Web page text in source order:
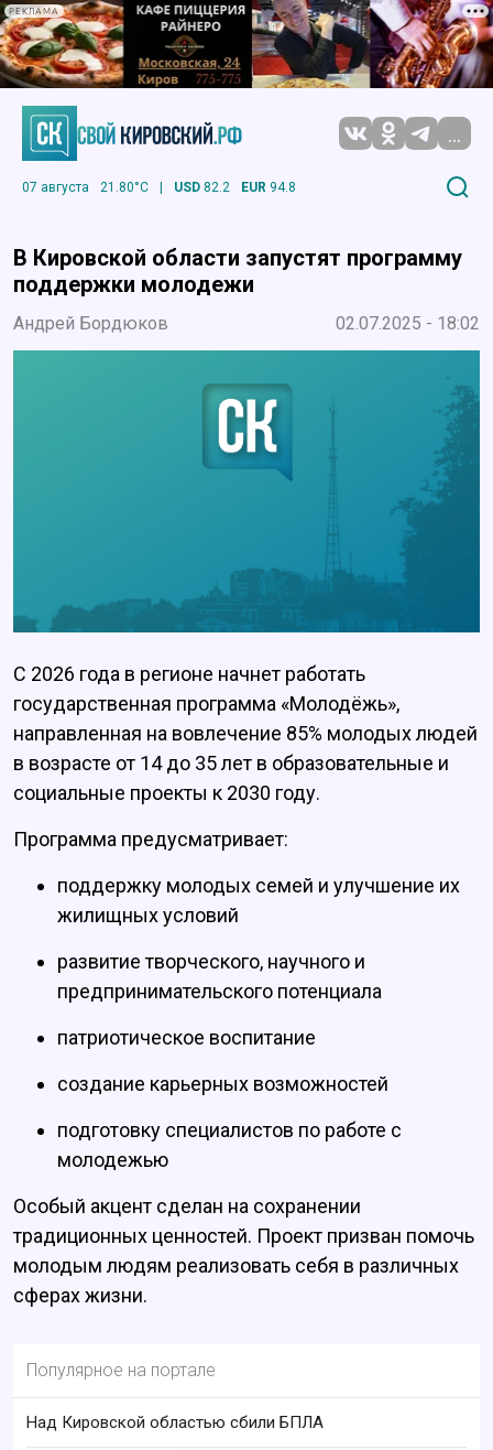
РЕКЛАМА
...
07 августа 21.80°C | USD 82.2 EUR 94.8
В Кировской области запустят программу
поддержки молодежи
Андрей Бордюков 02.07.2025 - 18:02
С 2026 года в регионе начнет работать
государственная программа «Молодёжь»,
направленная на вовлечение 85% молодых людей
в возрасте от 14 до 35 лет в образовательные и
социальные проекты к 2030 году.
Программа предусматривает:
поддержку молодых семей и улучшение их
жилищных условий
развитие творческого, научного и
предпринимательского потенциала
патриотическое воспитание
создание карьерных возможностей
подготовку специалистов по работе с
молодежью
Особый акцент сделан на сохранении
традиционных ценностей. Проект призван помочь
молодым людям реализовать себя в различных
сферах жизни.
Популярное на портале
Над Кировской областью сбили БПЛА